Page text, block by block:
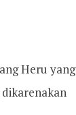
Heru yang